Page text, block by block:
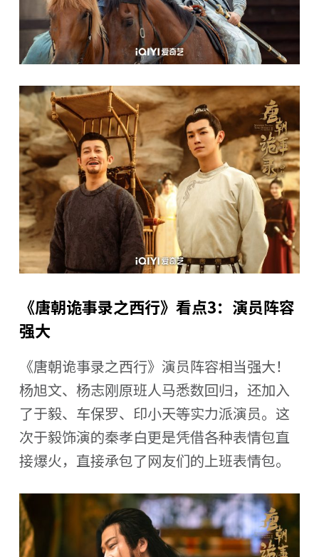
《唐朝诡事录之西行》看点3：演员阵容
强大
《唐朝诡事录之西行》演员阵容相当强大！
杨旭文、杨志刚原班人马悉数回归，还加入
了于毅、车保罗、印小天等实力派演员。这
次于毅饰演的秦孝白更是凭借各种表情包直
接爆火，直接承包了网友们的上班表情包。